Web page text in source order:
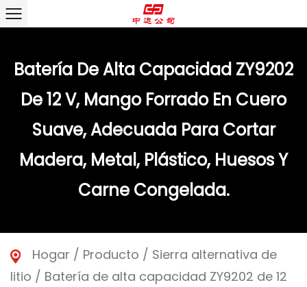
Batería De Alta Capacidad ZY9202
De 12 V, Mango Forrado En Cuero
Suave, Adecuada Para Cortar
Madera, Metal, Plástico, Huesos Y
Carne Congelada.
Hogar / Producto / Sierra alternativa de
litio / Batería de alta capacidad ZY9202 de 12